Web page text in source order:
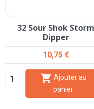
32 Sour Shok Storm
Dipper
Prix
10,75 €

panier